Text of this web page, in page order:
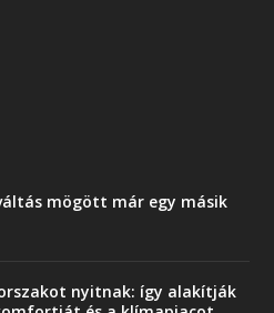
mögött már egy másik
nyitnak: így alakítják